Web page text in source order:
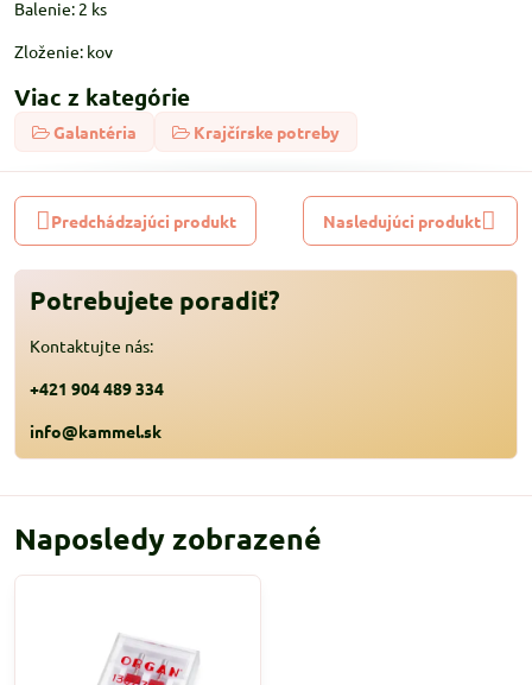
Balenie: 2 ks
Zloženie: kov
Viac z kategórie
Galantéria Krajčírske potreby
Predchádzajúci produkt Nasledujúci produkt
Potrebujete poradiť?
Kontaktujte nás:
+421 904 489 334
info@kammel.sk
Naposledy zobrazené